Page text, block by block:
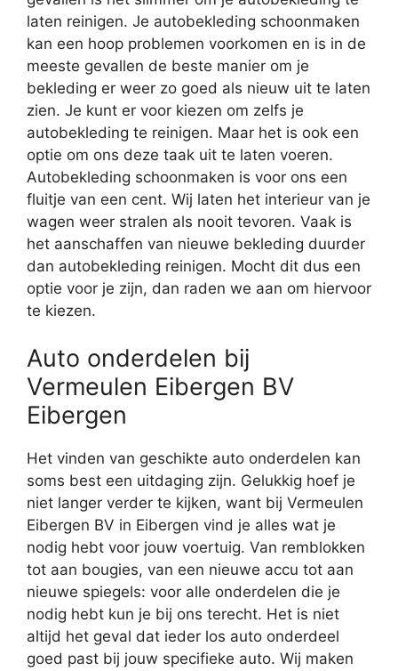
laten reinigen. Je autobekleding schoonmaken
kan een hoop problemen voorkomen en is in de
meeste gevallen de beste manier om je
bekleding er weer zo goed als nieuw uit te laten
zien. Je kunt er voor kiezen om zelfs je
autobekleding te reinigen. Maar het is ook een
optie om ons deze taak uit te laten voeren.
Autobekleding schoonmaken is voor ons een
fluitje van een cent. Wij laten het interieur van je
wagen weer stralen als nooit tevoren. Vaak is
het aanschaffen van nieuwe bekleding duurder
dan autobekleding reinigen. Mocht dit dus een
optie voor je zijn, dan raden we aan om hiervoor
te kiezen.
Auto onderdelen bij
Vermeulen Eibergen BV
Eibergen
Het vinden van geschikte auto onderdelen kan
soms best een uitdaging zijn. Gelukkig hoef je
niet langer verder te kijken, want bij Vermeulen
Eibergen BV in Eibergen vind je alles wat je
nodig hebt voor jouw voertuig. Van remblokken
tot aan bougies, van een nieuwe accu tot aan
nieuwe spiegels: voor alle onderdelen die je
nodig hebt kun je bij ons terecht. Het is niet
altijd het geval dat ieder los auto onderdeel
goed past bij jouw specifieke auto. Wij maken